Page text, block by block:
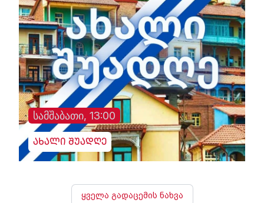
სამშაბათი, 13:00
ახალი შუადღე
ყველა გადაცემის ნახვა